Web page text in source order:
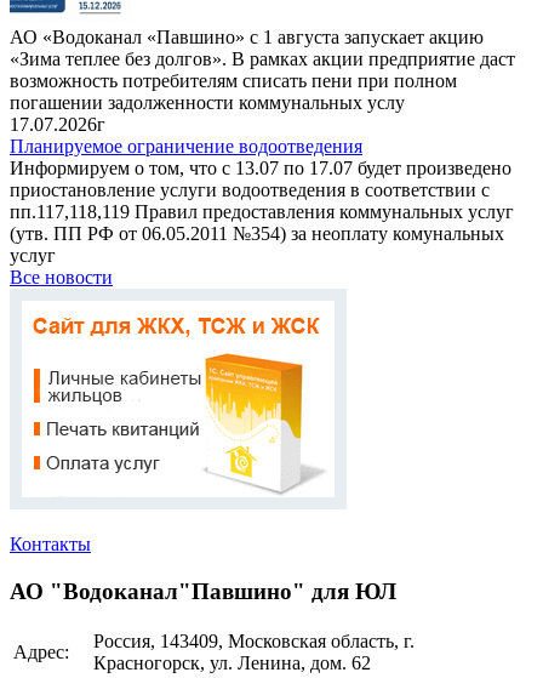
АО «Водоканал «Павшино» с 1 августа запускает акцию
«Зима теплее без долгов». В рамках акции предприятие даст
возможность потребителям списать пени при полном
погашении задолженности коммунальных услу
17.07.2026г
Планируемое ограничение водоотведения
Информируем о том, что с 13.07 по 17.07 будет произведено
приостановление услуги водоотведения в соответствии с
пп.117,118,119 Правил предоставления коммунальных услуг
(утв. ПП РФ от 06.05.2011 №354) за неоплату комунальных
услуг
Все новости
Контакты
АО "Водоканал"Павшино" для ЮЛ
Адрес:
Россия, 143409, Московская область, г.
Красногорск, ул. Ленина, дом. 62